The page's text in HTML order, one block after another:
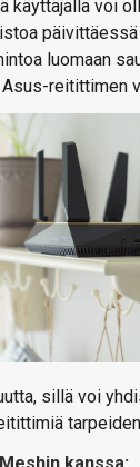
käyttäjällä voi
luomaan
Asus-reitittimen
sillä voi
tarpeiden